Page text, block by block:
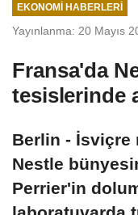
EKONOMI HABERLERI
Yayınlanma: 20 Mayıs
Fransa'da
tesislerinde
Berlin - İsviçre
Nestle
Perrier'in